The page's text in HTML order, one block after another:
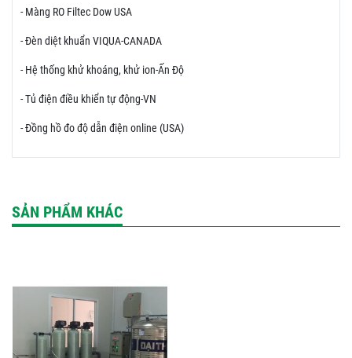
- Màng RO Filtec Dow USA
- Đèn diệt khuẩn VIQUA-CANADA
- Hệ thống khử khoáng, khử ion-Ấn Độ
- Tủ điện điều khiển tự động-VN
- Đồng hồ đo độ dẫn điện online (USA)
SẢN PHẨM KHÁC